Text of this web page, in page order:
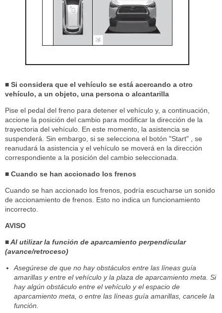
■ Si considera que el vehículo se está acercando a otro
vehículo, a un objeto, una persona o alcantarilla
Pise el pedal del freno para detener el vehículo y, a continuación,
accione la posición del cambio para modificar la dirección de la
trayectoria del vehículo. En este momento, la asistencia se
suspenderá. Sin embargo, si se selecciona el botón "Start" , se
reanudará la asistencia y el vehículo se moverá en la dirección
correspondiente a la posición del cambio seleccionada.
■ Cuando se han accionado los frenos
Cuando se han accionado los frenos, podría escucharse un sonido
de accionamiento de frenos. Esto no indica un funcionamiento
incorrecto.
AVISO
■ Al utilizar la función de aparcamiento perpendicular
(avance/retroceso)
Asegúrese de que no hay obstáculos entre las líneas guía
amarillas y entre el vehículo y la plaza de aparcamiento meta. Si
hay algún obstáculo entre el vehículo y el espacio de
aparcamiento meta, o entre las líneas guía amarillas, cancele la
función.